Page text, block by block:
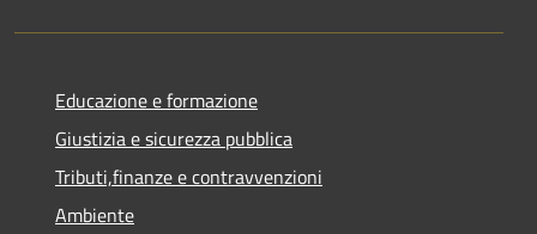
Educazione e formazione
Giustizia e sicurezza pubblica
Tributi,finanze e contravvenzioni
Ambiente